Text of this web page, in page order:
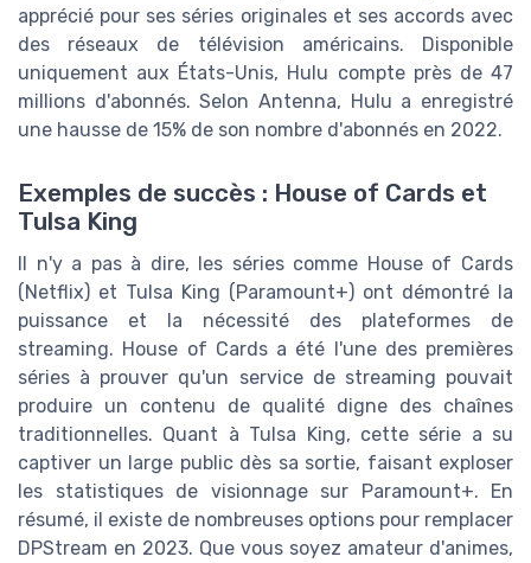
apprécié pour ses séries originales et ses accords avec
des réseaux de télévision américains. Disponible
uniquement aux États-Unis, Hulu compte près de 47
millions d'abonnés. Selon Antenna, Hulu a enregistré
une hausse de 15% de son nombre d'abonnés en 2022.
Exemples de succès : House of Cards et
Tulsa King
Il n'y a pas à dire, les séries comme House of Cards
(Netflix) et Tulsa King (Paramount+) ont démontré la
puissance et la nécessité des plateformes de
streaming. House of Cards a été l'une des premières
séries à prouver qu'un service de streaming pouvait
produire un contenu de qualité digne des chaînes
traditionnelles. Quant à Tulsa King, cette série a su
captiver un large public dès sa sortie, faisant exploser
les statistiques de visionnage sur Paramount+. En
résumé, il existe de nombreuses options pour remplacer
DPStream en 2023. Que vous soyez amateur d'animes,